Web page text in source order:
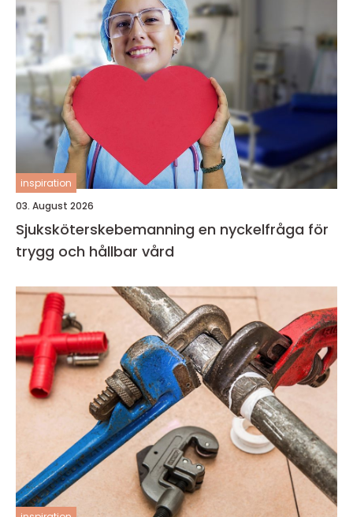
inspiration
03. August 2026
Sjuksköterskebemanning en nyckelfråga för
trygg och hållbar vård